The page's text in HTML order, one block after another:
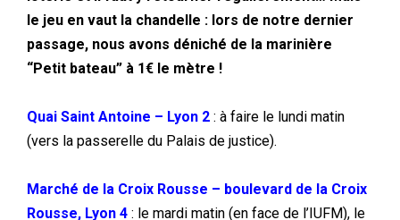
le jeu en vaut la chandelle : lors de notre dernier
passage, nous avons déniché de la marinière
“Petit bateau” à 1€ le mètre !
Quai Saint Antoine – Lyon 2 : à faire le lundi matin
(vers la passerelle du Palais de justice).
Marché de la Croix Rousse – boulevard de la Croix
Rousse, Lyon 4 : le mardi matin (en face de l’IUFM), le